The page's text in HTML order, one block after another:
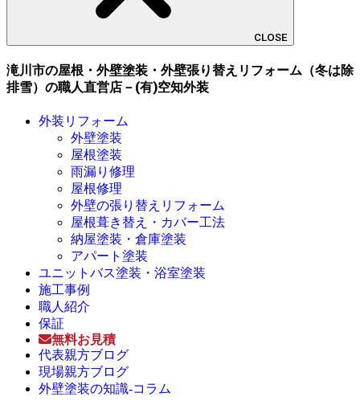
CLOSE
滝川市の屋根・外壁塗装・外壁張り替えリフォーム（冬は除
排雪）の職人直営店－(有)空知外装
外装リフォーム
外壁塗装
屋根塗装
雨漏り修理
屋根修理
外壁の張り替えリフォーム
屋根葺き替え・カバー工法
納屋塗装・倉庫塗装
アパート塗装
ユニットバス塗装・浴室塗装
施工事例
職人紹介
保証
無料お見積
代表親方ブログ
現場親方ブログ
外壁塗装の知識-コラム